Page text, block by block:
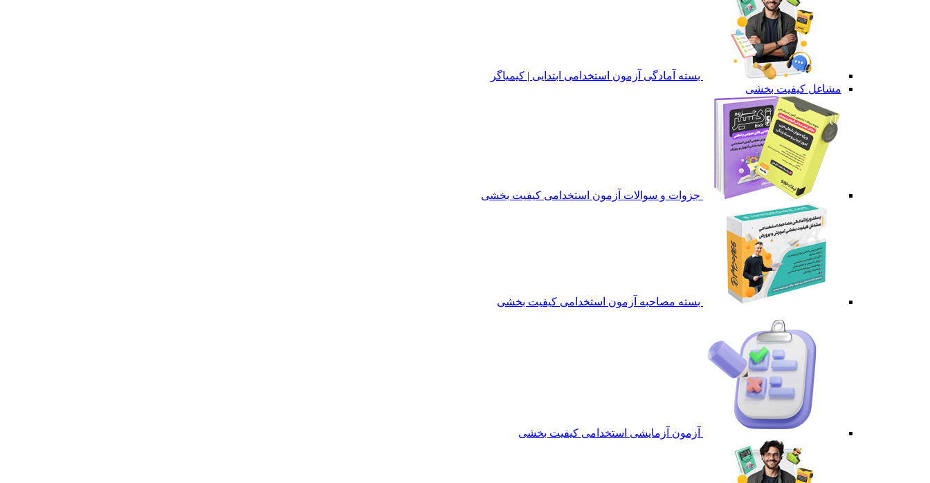
بسته آمادگی آزمون استخدامی ابتدایی | کیمیاگر
مشاغل کیفیت بخشی
جزوات و سوالات آزمون استخدامی کیفیت بخشی
بسته مصاحبه آزمون استخدامی کیفیت بخشی
آزمون آزمایشی استخدامی کیفیت بخشی